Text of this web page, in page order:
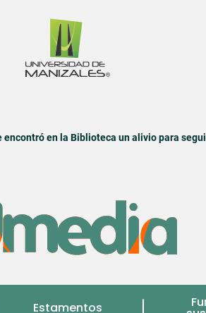
en la Biblioteca un alivio para
Estamentos